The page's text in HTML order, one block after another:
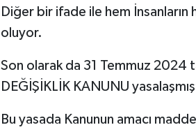
Diğer bir ifade ile hem İnsanların
oluyor.
Son olarak da 31 Temmuz 2024
DEĞİŞİKLİK KANUNU
Bu yasada Kanunun amacı